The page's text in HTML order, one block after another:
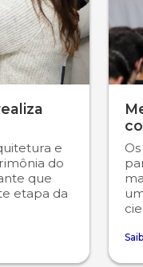
e
do
que
etapa da